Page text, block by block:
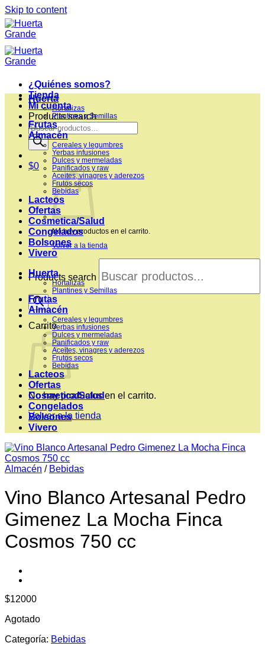
Skip to content
¿Quiénes somos?
Tienda
Mi cuenta
Products search
$0
No hay productos en el carrito.
Volver a la tienda
Products search
Carrito
No hay productos en el carrito.
Volver a la tienda
Huerta
Hortalizas
Plantines y Semillas
Frutas
Almacén
Cereales y legumbres
Yerbas infusiones
Dulces y mermeladas
Panificados y raw
Aceites, vinagres y aderezos
Frutos secos
Bebidas
Lacteos
Ofertas
Cosmetica/Salud
Congelados
Bolsones
Vivero
Huerta
Hortalizas
Plantines y Semillas
Frutas
Almacén
Cereales y legumbres
Yerbas infusiones
Dulces y mermeladas
Panificados y raw
Aceites, vinagres y aderezos
Frutos secos
Bebidas
Lacteos
Ofertas
Cosmetica/Salud
Congelados
Bolsones
Vivero
Almacén / Bebidas
Vino Blanco Artesanal Pedro
Gimenez La Mocha Finca
Cosmos 750 cc
$12000
Agotado
Categoría: Bebidas